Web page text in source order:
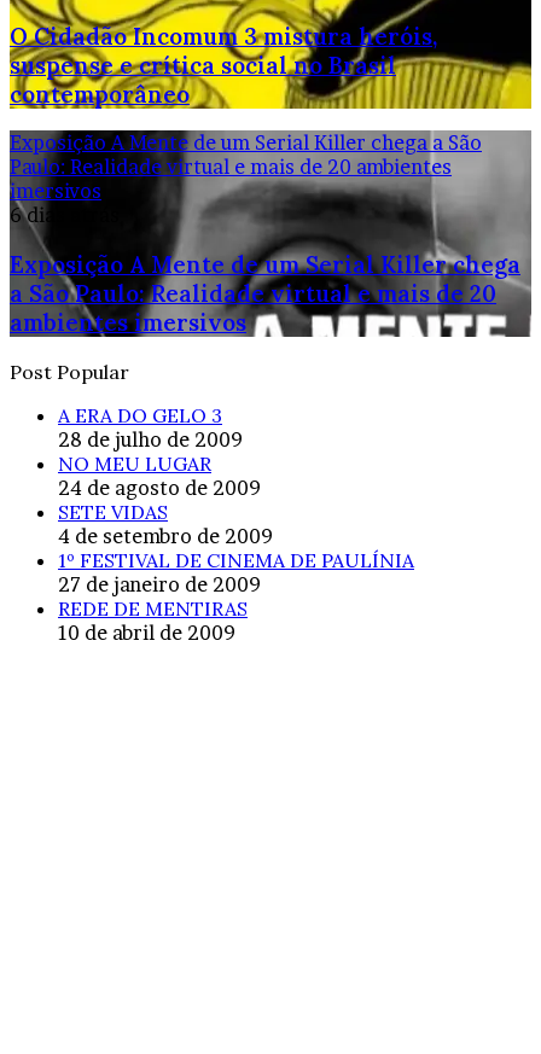
O Cidadão Incomum 3 mistura heróis,
suspense e crítica social no Brasil
contemporâneo
Exposição A Mente de um Serial Killer chega a São
Paulo: Realidade virtual e mais de 20 ambientes
imersivos
6 dias atrás
Exposição A Mente de um Serial Killer chega
a São Paulo: Realidade virtual e mais de 20
ambientes imersivos
Post Popular
A ERA DO GELO 3
28 de julho de 2009
NO MEU LUGAR
24 de agosto de 2009
SETE VIDAS
4 de setembro de 2009
1º FESTIVAL DE CINEMA DE PAULÍNIA
27 de janeiro de 2009
REDE DE MENTIRAS
10 de abril de 2009